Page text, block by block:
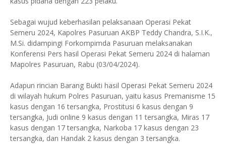
Sebagai wujud keberhasilan pelaksanaan Operasi Pekat
Semeru 2024, Kapolres Pasuruan AKBP Teddy Chandra, S.I.K.,
M.Si. didampingi Forkompimda Pasuruan melaksanakan
Konferensi Pers hasil Operasi Pekat Semeru 2024 di halaman
Mapolres Pasuruan, Rabu (03/04/2024).
Adapun rincian Barang Bukti hasil Operasi Pekat Semeru 2024
di wilayah hukum Polres Pasuruan, yaitu kasus Premanisme 15
kasus dengan 16 tersangka, Prostitusi 6 kasus dengan 9
tersangka, Judi online 9 kasus dengan 11 tersangka, Miras 17
kasus dengan 17 tersangka, Narkoba 17 kasus dengan 23
tersangka, dan Handak 2 kasus dengan 3 tersangka.